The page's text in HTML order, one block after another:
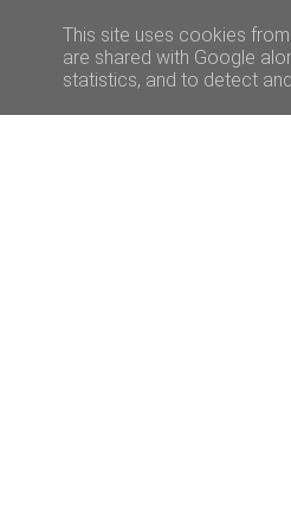
FŐOLDAL TESZTELTÜK
This site uses cookies
are shared with Google
statistics, and to detect